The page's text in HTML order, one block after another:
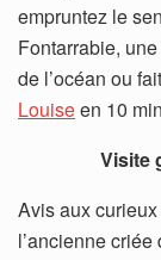
empruntez le
Fontarrabie,
de l’océan ou
Louiseen 10
Visite
Avis aux
l’ancienne